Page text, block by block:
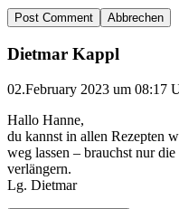
Abbrechen
Dietmar Kappl
02.February 2023 um 08:17
Hallo Hanne,
du kannst in allen Rezepten
weg lassen – brauchst nur
verlängern.
Lg. Dietmar